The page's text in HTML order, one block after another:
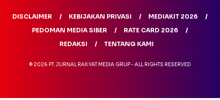
DISCLAIMER KEBIJAKAN PRIVASI
MEDIAKIT 2026
PEDOMAN MEDIA SIBER
RATE CARD 2026
REDAKSI
TENTANG KAMI
© 2026 PT. JURNAL RAKYAT MEDIA GRUP - ALL RIGHTS RESERVED